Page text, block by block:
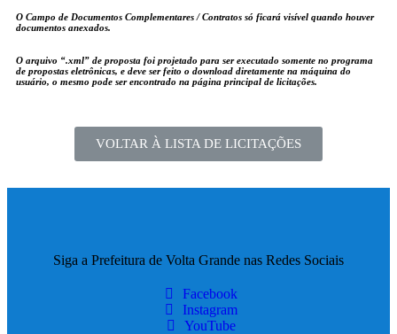
O Campo de Documentos Complementares / Contratos só ficará visível quando houver
documentos anexados.
O arquivo “.xml” de proposta foi projetado para ser executado somente no programa
de propostas eletrônicas, e deve ser feito o download diretamente na máquina do
usuário, o mesmo pode ser encontrado na página principal de licitações.
VOLTAR À LISTA DE LICITAÇÕES
Siga a Prefeitura de Volta Grande nas Redes Sociais
Facebook
Instagram
YouTube